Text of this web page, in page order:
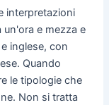
interpretazioni
un'ora e mezza e
inglese, con
Quando
le tipologie che
Non si tratta